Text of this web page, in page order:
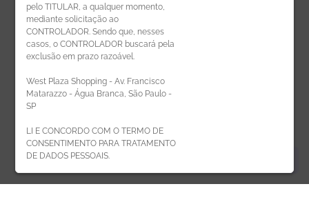
pelo TITULAR, a qualquer momento,
mediante solicitação ao
CONTROLADOR. Sendo que, nesses
casos, o CONTROLADOR buscará pela
exclusão em prazo razoável.
West Plaza Shopping - Av. Francisco
Matarazzo - Água Branca, São Paulo -
SP
LI E CONCORDO COM O TERMO DE
CONSENTIMENTO PARA TRATAMENTO
DE DADOS PESSOAIS.